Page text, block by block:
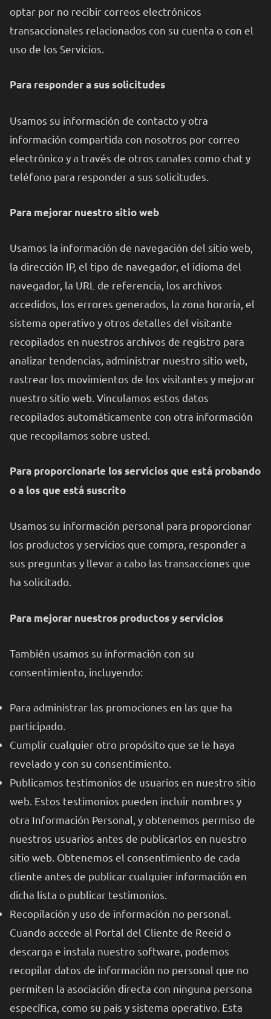
optar por no recibir correos electrónicos
transaccionales relacionados con su cuenta o con el
uso de los Servicios.
Para responder a sus solicitudes
Usamos su información de contacto y otra
información compartida con nosotros por correo
electrónico y a través de otros canales como chat y
teléfono para responder a sus solicitudes.
Para mejorar nuestro sitio web
Usamos la información de navegación del sitio web,
la dirección IP, el tipo de navegador, el idioma del
navegador, la URL de referencia, los archivos
accedidos, los errores generados, la zona horaria, el
sistema operativo y otros detalles del visitante
recopilados en nuestros archivos de registro para
analizar tendencias, administrar nuestro sitio web,
rastrear los movimientos de los visitantes y mejorar
nuestro sitio web. Vinculamos estos datos
recopilados automáticamente con otra información
que recopilamos sobre usted.
Para proporcionarle los servicios que está probando
o a los que está suscrito
Usamos su información personal para proporcionar
los productos y servicios que compra, responder a
sus preguntas y llevar a cabo las transacciones que
ha solicitado.
Para mejorar nuestros productos y servicios
También usamos su información con su
consentimiento, incluyendo:
Para administrar las promociones en las que ha
participado.
Cumplir cualquier otro propósito que se le haya
revelado y con su consentimiento.
Publicamos testimonios de usuarios en nuestro sitio
web. Estos testimonios pueden incluir nombres y
otra Información Personal, y obtenemos permiso de
nuestros usuarios antes de publicarlos en nuestro
sitio web. Obtenemos el consentimiento de cada
cliente antes de publicar cualquier información en
dicha lista o publicar testimonios.
Recopilación y uso de información no personal.
Cuando accede al Portal del Cliente de Reeid o
descarga e instala nuestro software, podemos
recopilar datos de información no personal que no
permiten la asociación directa con ninguna persona
específica, como su país y sistema operativo. Esta